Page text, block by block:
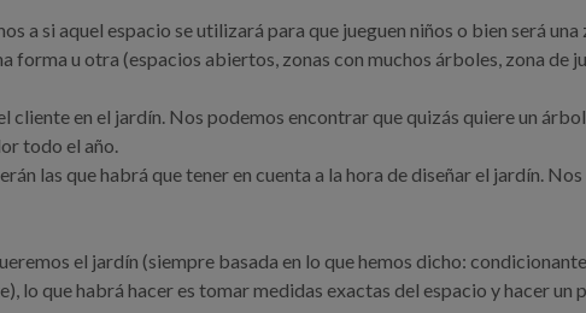
a si aquel espacio se utilizará para que jueguen niños o bien será
forma u otra (espacios abiertos, zonas con muchos árboles, zona de
cliente en el jardín. Nos podemos encontrar que quizás quiere un
todo el año.
las que habrá que tener en cuenta a la hora de diseñar el jardín.
el jardín (siempre basada en lo que hemos dicho:
lo que habrá hacer es tomar medidas exactas del espacio y hacer un